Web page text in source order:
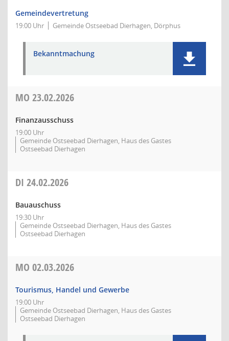
Gemeindevertretung
19:00 Uhr Gemeinde Ostseebad Dierhagen, Dörphus
Bekanntmachung
MO 23.02.2026
Finanzausschuss
19:00 Uhr
Gemeinde Ostseebad Dierhagen, Haus des Gastes
Ostseebad Dierhagen
DI 24.02.2026
Bauauschuss
19:30 Uhr
Gemeinde Ostseebad Dierhagen, Haus des Gastes
Ostseebad Dierhagen
MO 02.03.2026
Tourismus, Handel und Gewerbe
19:00 Uhr
Gemeinde Ostseebad Dierhagen, Haus des Gastes
Ostseebad Dierhagen